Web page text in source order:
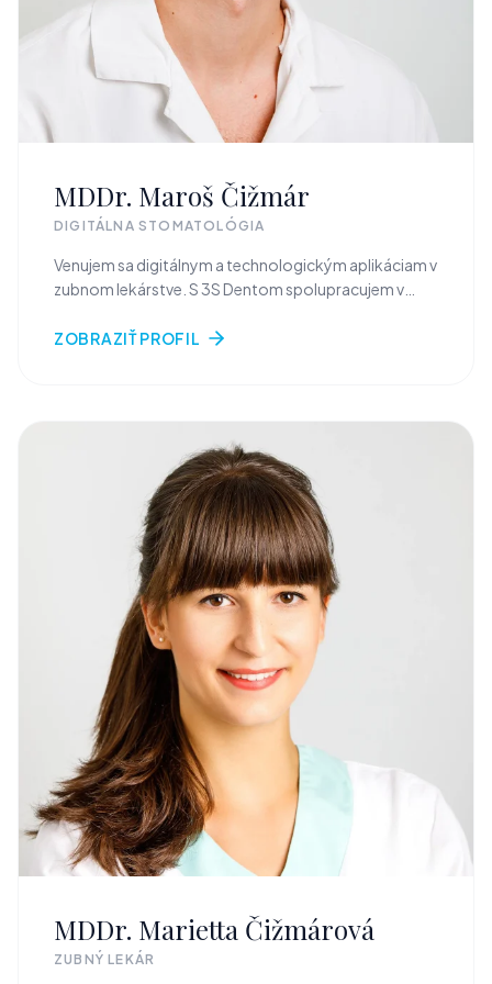
MDDr. Maroš Čižmár
DIGITÁLNA STOMATOLÓGIA
Venujem sa digitálnym a technologickým aplikáciam v
zubnom lekárstve. S 3S Dentom spolupracujem v
tréningových modelov. Vo voľnom čase trávim rád
ZOBRAZIŤ PROFIL
MDDr. Marietta Čižmárová
ZUBNÝ LEKÁR